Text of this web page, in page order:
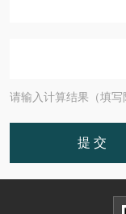
请输入计算结果（填